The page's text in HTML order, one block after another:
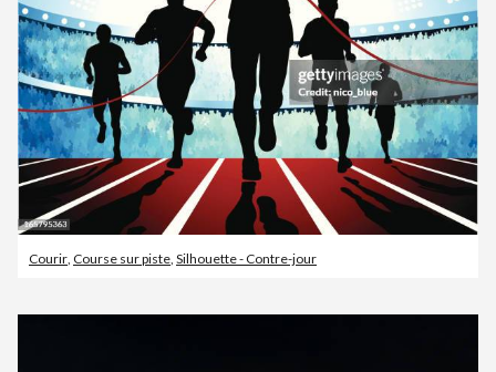
Courir, Course sur piste, Silhouette - Contre-jour